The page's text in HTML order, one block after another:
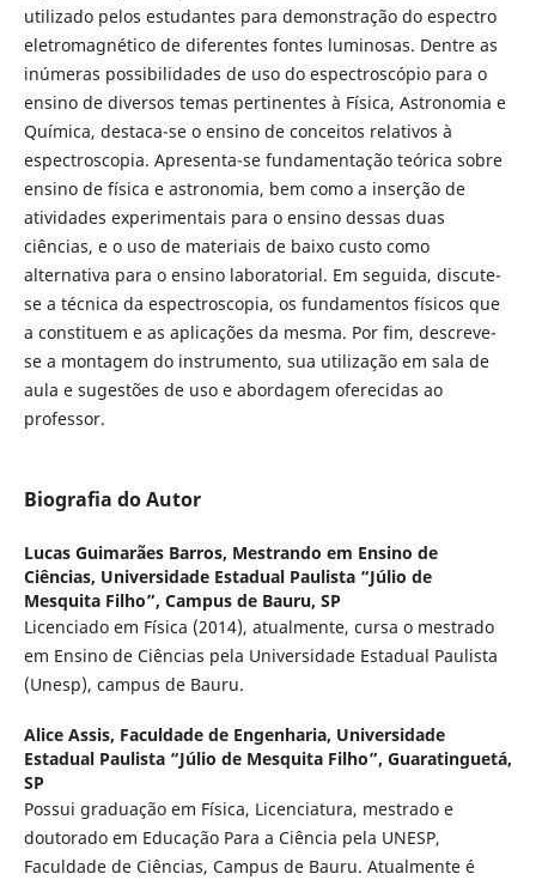
utilizado pelos estudantes para demonstração do espectro
eletromagnético de diferentes fontes luminosas. Dentre as
inúmeras possibilidades de uso do espectroscópio para o
ensino de diversos temas pertinentes à Física, Astronomia e
Química, destaca-se o ensino de conceitos relativos à
espectroscopia. Apresenta-se fundamentação teórica sobre
ensino de física e astronomia, bem como a inserção de
atividades experimentais para o ensino dessas duas
ciências, e o uso de materiais de baixo custo como
alternativa para o ensino laboratorial. Em seguida, discute-
se a técnica da espectroscopia, os fundamentos físicos que
a constituem e as aplicações da mesma. Por fim, descreve-
se a montagem do instrumento, sua utilização em sala de
aula e sugestões de uso e abordagem oferecidas ao
professor.
Biografia do Autor
Lucas Guimarães Barros, Mestrando em Ensino de
Ciências, Universidade Estadual Paulista “Júlio de
Mesquita Filho”, Campus de Bauru, SP
Licenciado em Física (2014), atualmente, cursa o mestrado
em Ensino de Ciências pela Universidade Estadual Paulista
(Unesp), campus de Bauru.
Alice Assis, Faculdade de Engenharia, Universidade
Estadual Paulista “Júlio de Mesquita Filho”, Guaratinguetá,
SP
Possui graduação em Física, Licenciatura, mestrado e
doutorado em Educação Para a Ciência pela UNESP,
Faculdade de Ciências, Campus de Bauru. Atualmente é